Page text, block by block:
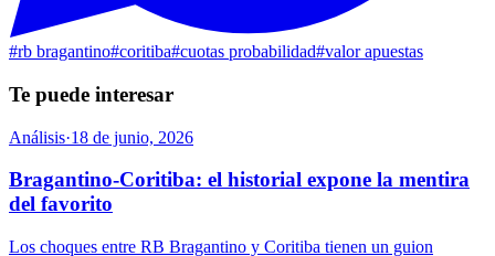
#rb bragantino#coritiba#cuotas probabilidad#valor apuestas
Te puede interesar
Análisis·18 de junio, 2026
Bragantino-Coritiba: el historial expone la mentira
del favorito
Los choques entre RB Bragantino y Coritiba tienen un guion